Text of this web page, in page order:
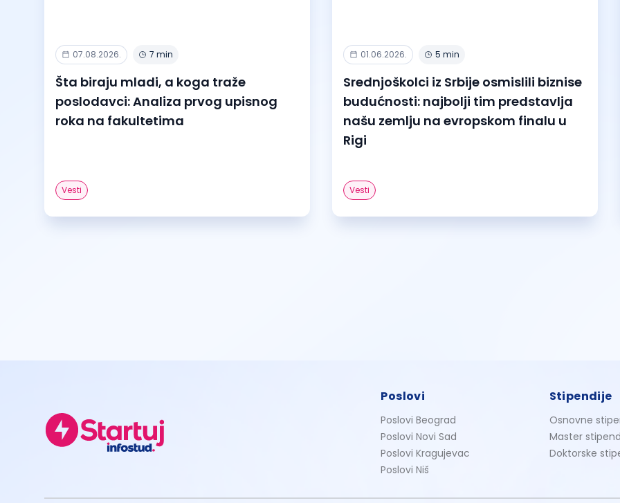
07.08.2026. 7 min
Šta biraju mladi, a koga traže
poslodavci: Analiza prvog upisnog
roka na fakultetima
Vesti
01.06.2026. 5 min
Srednjoškolci iz Srbije osmislili biznise
budućnosti: najbolji tim predstavlja
našu zemlju na evropskom finalu u
Rigi
Vesti
Poslovi
Poslovi Beograd
Poslovi Novi Sad
Poslovi Kragujevac
Poslovi Niš
Stipendije
Osnovne
Master
Doktorske